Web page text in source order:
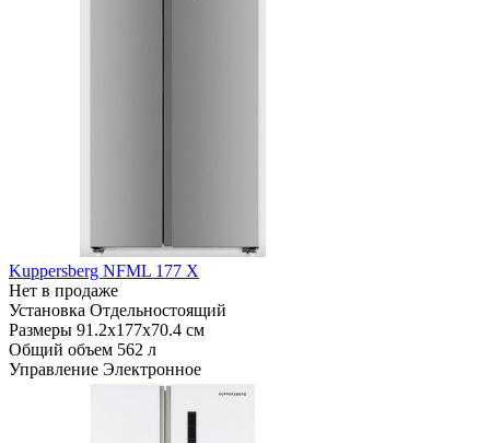
Kuppersberg NFML 177 X
Нет в продаже
Установка Отдельностоящий
Размеры 91.2х177х70.4 см
Общий объем 562 л
Управление Электронное